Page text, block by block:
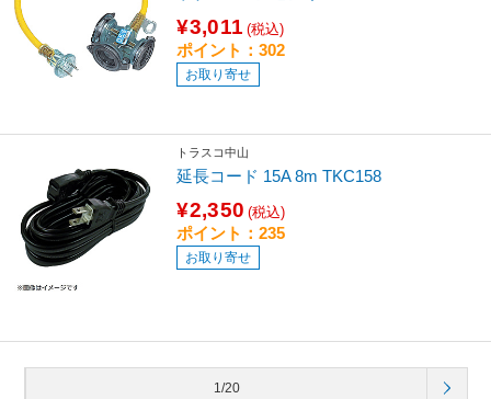
¥3,011 (税込)
ポイント：302
お取り寄せ
トラスコ中山
延長コード 15A 8m TKC158
¥2,350 (税込)
ポイント：235
お取り寄せ
1/20